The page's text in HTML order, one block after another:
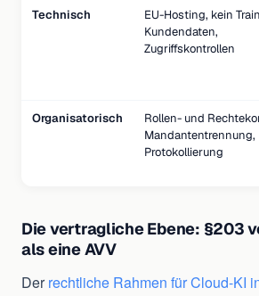
Technisch
EU-Hosting, kein
Kundendaten,
Zugriffskontrollen
Organisatorisch
Rollen- und
Mandantentrennung,
Protokollierung
Die vertragliche Ebene: §203
als eine AVV
Derrechtliche Rahmen für Cloud-KI